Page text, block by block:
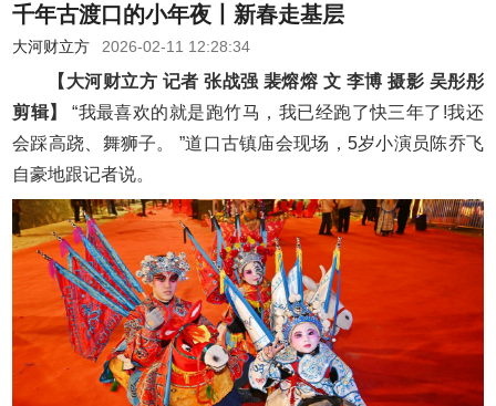
千年古渡口的小年夜丨新春走基层
大河财立方 2026-02-11 12:28:34
【大河财立方 记者 张战强 裴熔熔 文 李博 摄影 吴彤彤
剪辑】
“我最喜欢的就是跑竹马，我已经跑了快三年了!我还
会踩高跷、舞狮子。 ”道口古镇庙会现场，5岁小演员陈乔飞
自豪地跟记者说。